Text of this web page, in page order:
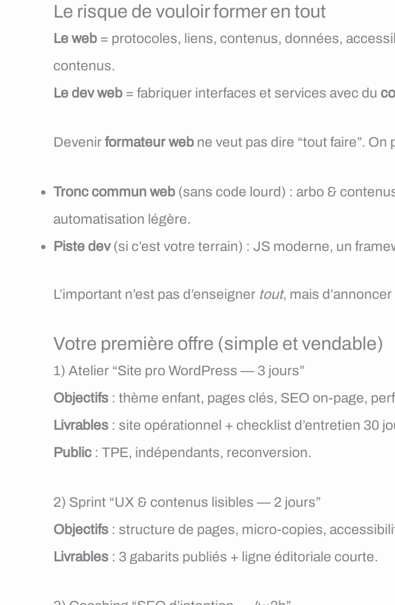
Le risque de vouloir former en tout
Le web = protocoles, liens, contenus, données,
contenus.
Le dev web = fabriquer interfaces et services avec du
Devenirformateur web ne veut pas dire “tout faire”. On
Tronc commun web (sans code lourd) : arbo &
automatisation légère.
Piste dev(si c’est votre terrain) : JS moderne, un
L’important n’est pas d’enseigner tout, mais
Votre première offre (simple et vendable)
1) Atelier “Site pro WordPress — 3 jours”
Objectifs : thème enfant, pages clés, SEO on-page,
Livrables : site opérationnel + checklist d’entretien 30
Public : TPE, indépendants, reconversion.
2) Sprint “UX & contenus lisibles — 2 jours”
Objectifs : structure de pages, micro-copies,
Livrables : 3 gabarits publiés + ligne éditoriale courte.